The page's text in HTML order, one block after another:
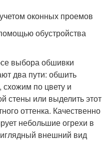
оконных проемов
обустройства
выбора обшивки
два пути: обшить
по цвету и
стены или выделить этот
оттенка. Качественно
небольшие огрехи в
внешний вид